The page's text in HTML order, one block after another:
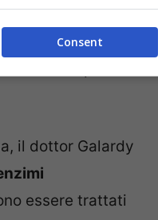
che
utilizzati
di questo
il dottor Galardy
essere trattati
Consent